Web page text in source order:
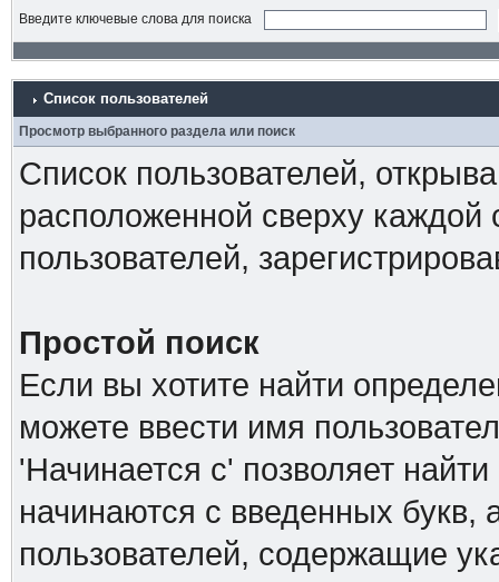
Введите ключевые слова для поиска
Список пользователей
Просмотр выбранного раздела или поиск
Список пользователей,
расположенной сверху каждой
пользователей,
Простой поиск
Если вы хотите найти
можете ввести имя
'Начинается с' позволяет
начинаются с введенных букв,
пользователей, содержащие